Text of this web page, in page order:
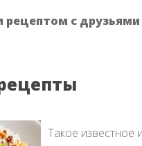
рецептом с друзьями
Такое известное